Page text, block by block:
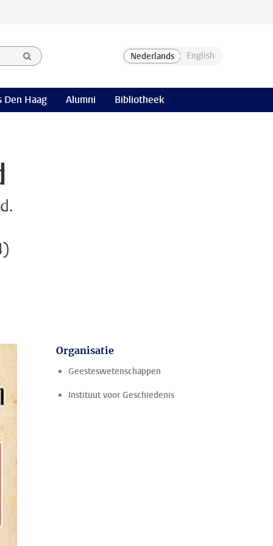
Den Haag Alumni Bibliotheek
Organisatie
Geesteswetenschappen
Instituut voor Geschiedenis